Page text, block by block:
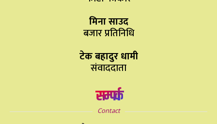
मिना साउद
बजार प्रतिनिधि
टेक बहादुर धामी
संवाददाता
सम्पर्क
Contact